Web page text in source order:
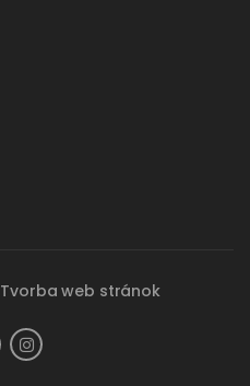
Tvorba web stránok